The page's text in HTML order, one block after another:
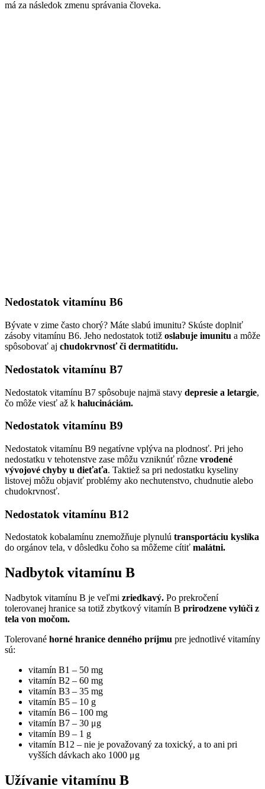
má za následok zmenu správania človeka.
Nedostatok vitamínu B6
Bývate v zime často chorý? Máte slabú imunitu? Skúste doplniť
zásoby vitamínu B6. Jeho nedostatok totiž oslabuje imunitu a môže
spôsobovať aj chudokrvnosť či dermatitídu.
Nedostatok vitamínu B7
Nedostatok vitamínu B7 spôsobuje najmä stavy depresie a letargie,
čo môže viesť až k halucináciám.
Nedostatok vitamínu B9
Nedostatok vitamínu B9 negatívne vplýva na plodnosť. Pri jeho
nedostatku v tehotenstve zase môžu vzniknúť rôzne vrodené
vývojové chyby u dieťaťa. Taktiež sa pri nedostatku kyseliny
listovej môžu objaviť problémy ako nechutenstvo, chudnutie alebo
chudokrvnosť.
Nedostatok vitamínu B12
Nedostatok kobalamínu znemožňuje plynulú transportáciu kyslíka
do orgánov tela, v dôsledku čoho sa môžeme cítiť malátni.
Nadbytok vitamínu B
Nadbytok vitamínu B je veľmi zriedkavý. Po prekročení
tolerovanej hranice sa totiž zbytkový vitamín B prirodzene vylúči z
tela von močom.
Tolerované horné hranice denného príjmu pre jednotlivé vitamíny
sú:
vitamín B1 – 50 mg
vitamín B2 – 60 mg
vitamín B3 – 35 mg
vitamín B5 – 10 g
vitamín B6 – 100 mg
vitamín B7 – 30 μg
vitamín B9 – 1 g
vitamín B12 – nie je považovaný za toxický, a to ani pri
vyšších dávkach ako 1000 μg
Užívanie vitamínu B